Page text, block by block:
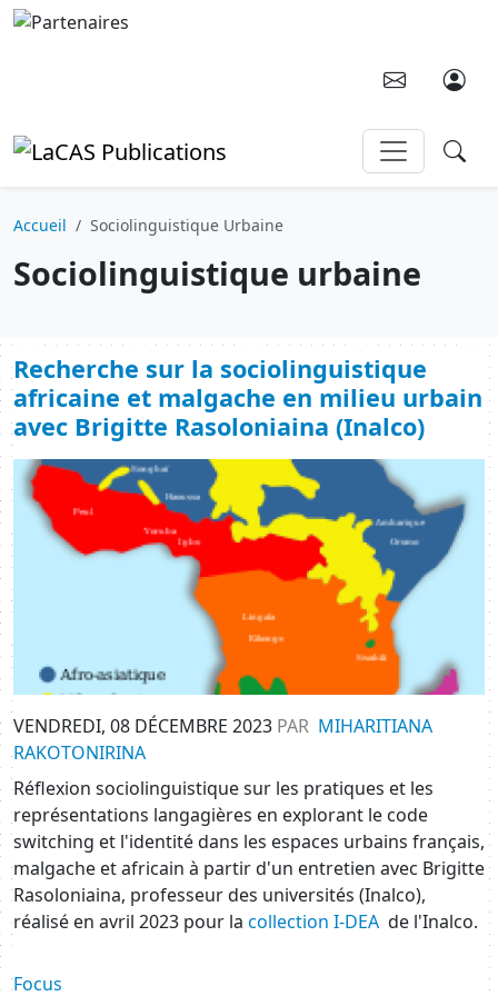
Aller au contenu principal
Accueil Sociolinguistique Urbaine
Sociolinguistique urbaine
Recherche sur la sociolinguistique
africaine et malgache en milieu urbain
avec Brigitte Rasoloniaina (Inalco)
Image
VENDREDI, 08 DÉCEMBRE 2023 PAR MIHARITIANA
RAKOTONIRINA
Réflexion sociolinguistique sur les pratiques et les
représentations langagières en explorant le code
switching et l'identité dans les espaces urbains français,
malgache et africain à partir d'un entretien avec Brigitte
Rasoloniaina, professeur des universités (Inalco),
réalisé en avril 2023 pour la collection I-DEA de l'Inalco.
Focus